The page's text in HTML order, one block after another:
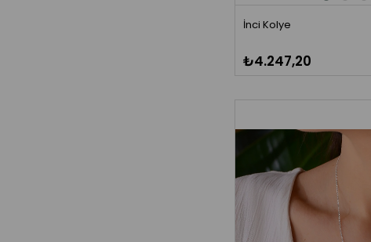
İnci Kolye
₺4.247,20